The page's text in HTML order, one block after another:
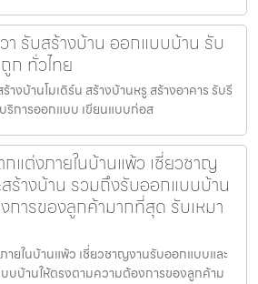
า รับสร้างบ้าน ออกแบบบ้าน รับ
ก ทั่วไทย
างบ้านโมเดิร์น สร้างบ้านหรู สร้างอาคาร รับรี
ริการออกแบบ เขียนแบบก่อส
แต่งภายในบ้านแพ้ว เชี่ยวชาญ
ร้างบ้าน รวมถึงรับออกแบบบ้าน
การของลูกค้ามากที่สุด รับเหมา
ยในบ้านแพ้ว เชี่ยวชาญงานรับออกแบบและ
บบ้านให้ตรงตามความต้องการของลูกค้าม